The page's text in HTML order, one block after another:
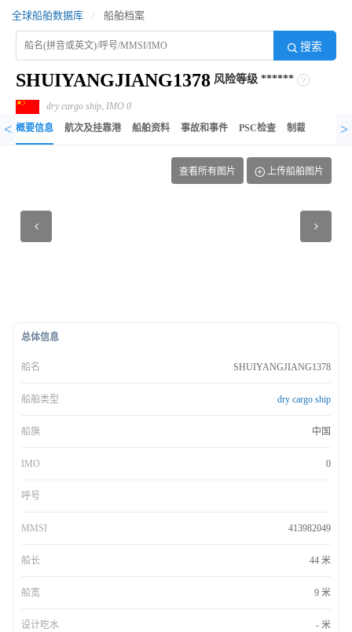
全球船舶数据库 / 船舶档案
搜索
SHUIYANGJIANG1378 风险等级 ******
dry cargo ship, IMO 0
< 概要信息 航次及挂靠港 船舶资料 事故和事件 PSC检查 制裁记录 异
>
总体信息
船名 SHUIYANGJIANG1378
船舶类型 dry cargo ship
船旗 中国
IMO 0
呼号
MMSI 413982049
船长 44 米
船宽 9 米
设计吃水 - 米
查看所有图片 上传船舶图片